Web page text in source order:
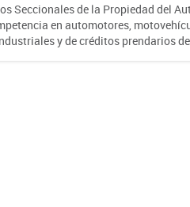
Seccionales de la Propiedad del
en automotores,
y de créditos prendarios